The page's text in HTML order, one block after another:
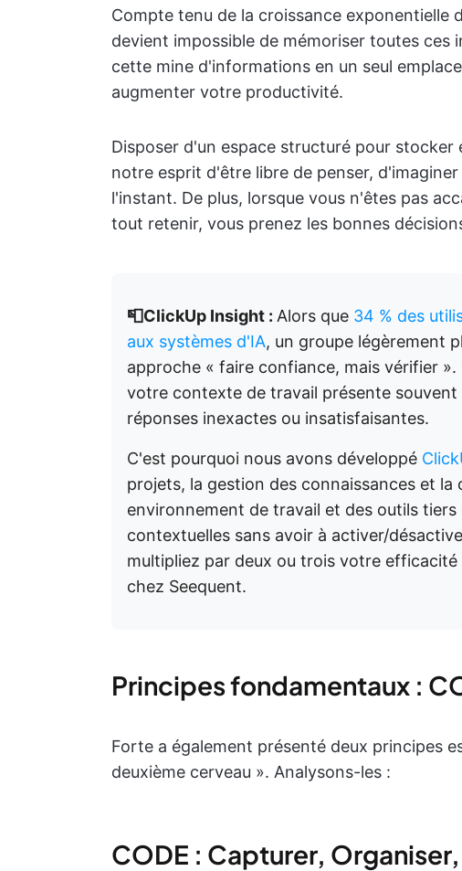
Compte tenu de la croissance exponentielle
devient impossible de mémoriser toutes
cette mine d'informations en un seul
augmenter votre productivité.
Disposer d'un espace structuré pour
notre esprit d'être libre de penser,
l'instant. De plus, lorsque vous n'êtes pas
tout retenir, vous prenez les bonnes
📮ClickUp Insight : Alors que 34 % des
aux systèmes d'IA, un groupe légèrement
approche « faire confiance, mais vérifier
votre contexte de travail présente souvent
réponses inexactes ou insatisfaisantes.
C'est pourquoi nous avons développé
projets, la gestion des connaissances et
environnement de travail et des outils
contextuelles sans avoir à activer/
multipliez par deux ou trois votre
chez Seequent.
Principes fondamentaux :
Forte a également présenté deux principes
deuxième cerveau ». Analysons-les :
CODE : Capturer,